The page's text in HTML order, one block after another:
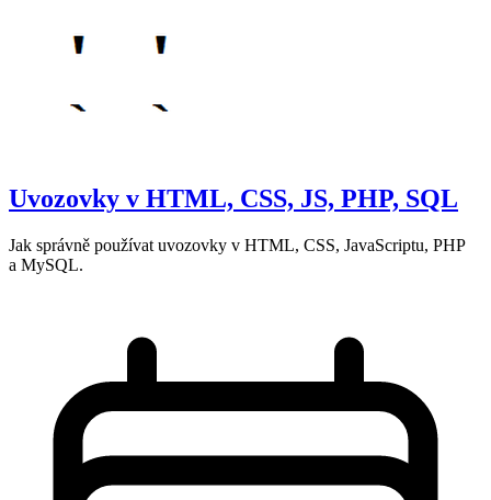
Uvozovky v HTML, CSS, JS, PHP, SQL
Jak správně používat uvozovky v HTML, CSS, JavaScriptu, PHP
a MySQL.